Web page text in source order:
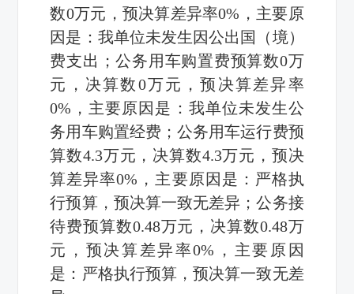
数0万元，预决算差异率0%，主要原
因是：我单位未发生因公出国（境）
费支出；公务用车购置费预算数0万
元，决算数0万元，预决算差异率
0%，主要原因是：我单位未发生公
务用车购置经费；公务用车运行费预
算数4.3万元，决算数4.3万元，预决
算差异率0%，主要原因是：严格执
行预算，预决算一致无差异；公务接
待费预算数0.48万元，决算数0.48万
元，预决算差异率0%，主要原因
是：严格执行预算，预决算一致无差